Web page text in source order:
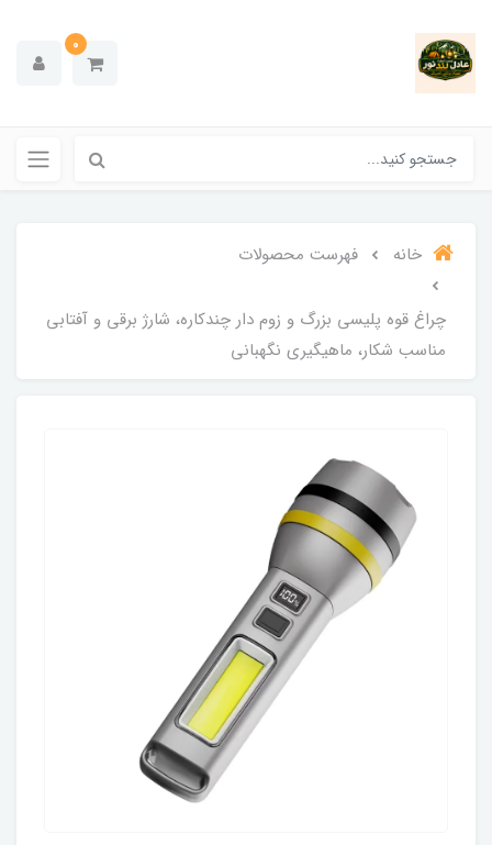
0
خانه فهرست محصولات
چراغ قوه پلیسی بزرگ و زوم دار چندکاره، شارژ برقی و آفتابی
مناسب شکار، ماهیگیری نگهبانی